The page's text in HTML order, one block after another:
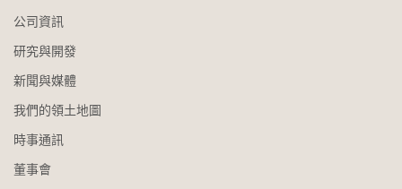
公司資訊
研究與開發
新聞與媒體
我們的領土地圖
時事通訊
董事會